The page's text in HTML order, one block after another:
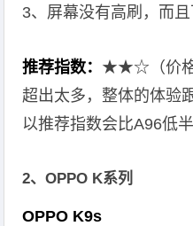
3、屏幕没有高刷，而且
推荐指数： ★★☆（价格
超出太多，整体的体验
以推荐指数会比A96低半
2、OPPO K系列
OPPO K9s